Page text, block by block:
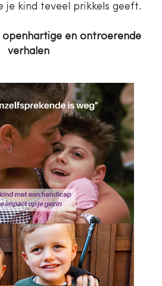
je kind teveel prikkels geeft.
openhartige en ontroerende
verhalen